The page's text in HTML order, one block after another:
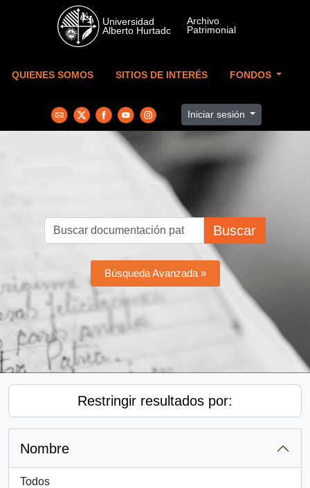
Skip to main content
QUIENES SOMOS SITIOS DE INTERÉS FONDOS
Iniciar sesión
Buscar
Búsqueda Avanzada »
Restringir resultados por:
Nombre
Todos